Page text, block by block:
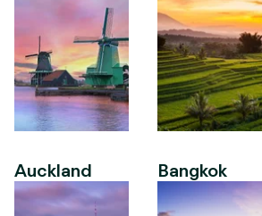
Auckland Bangkok